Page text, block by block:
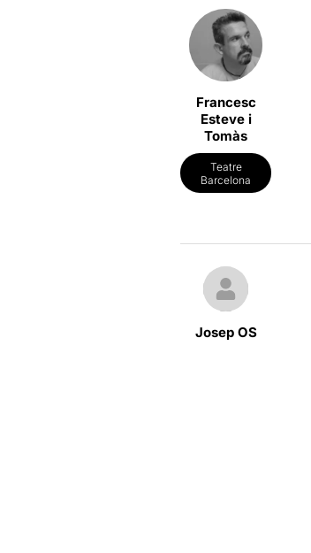
Francesc
Esteve i
Tomàs
Teatre
Barcelona
Josep OS